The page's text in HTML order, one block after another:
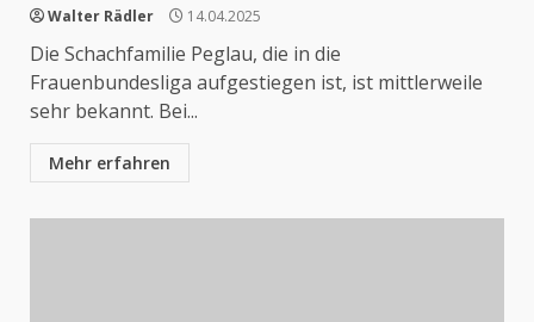
Walter Rädler 14.04.2025
Die Schachfamilie Peglau, die in die
Frauenbundesliga aufgestiegen ist, ist mittlerweile
sehr bekannt. Bei...
Mehr erfahren